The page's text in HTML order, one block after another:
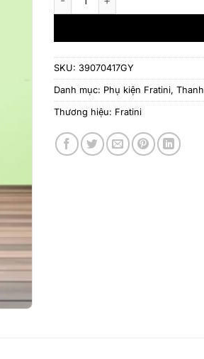
SKU: 39070417GY
Danh mục: Phụ kiện Fratini,
Thương hiệu: Fratini